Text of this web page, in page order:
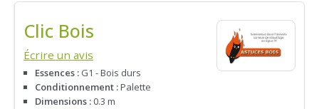
Clic Bois
Écrire un avis
Essences : G1 - Bois durs
Conditionnement :Palette
Dimensions : 0.3 m